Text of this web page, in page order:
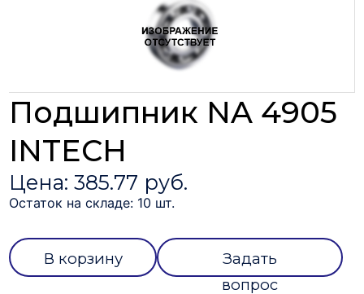
Подшипник NA 4905
INTECH
Цена: 385.77 руб.
Остаток на складе: 10 шт.
В корзину
Задать
вопрос